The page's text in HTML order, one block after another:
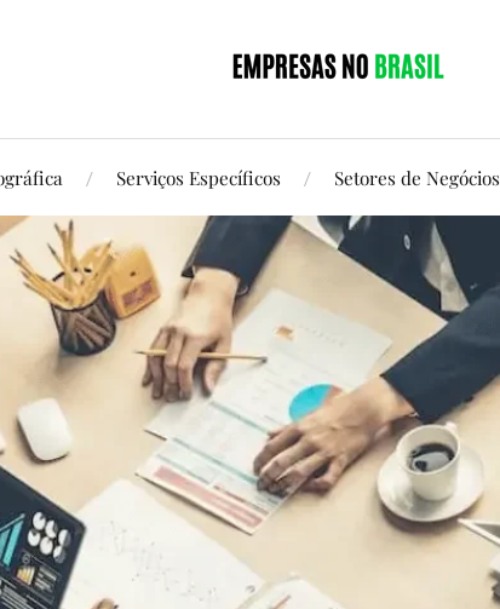
Serviços Específicos Setores de Negócios